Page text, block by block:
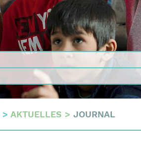
> AKTUELLES > JOURNAL
Qualitätskriterien
Gremien
Team
Finanzdaten
Impressum
English